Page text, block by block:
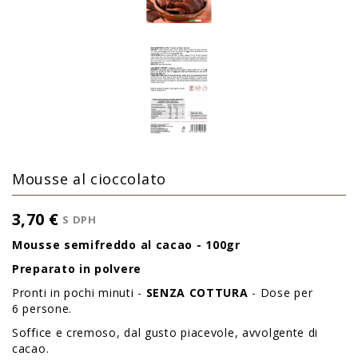
Mousse al cioccolato
3,70 € S DPH
Mousse semifreddo al cacao - 100gr
Preparato in polvere
Pronti in pochi minuti - SENZA COTTURA - Dose per
6 persone.
Soffice e cremoso, dal gusto piacevole, avvolgente di
cacao.